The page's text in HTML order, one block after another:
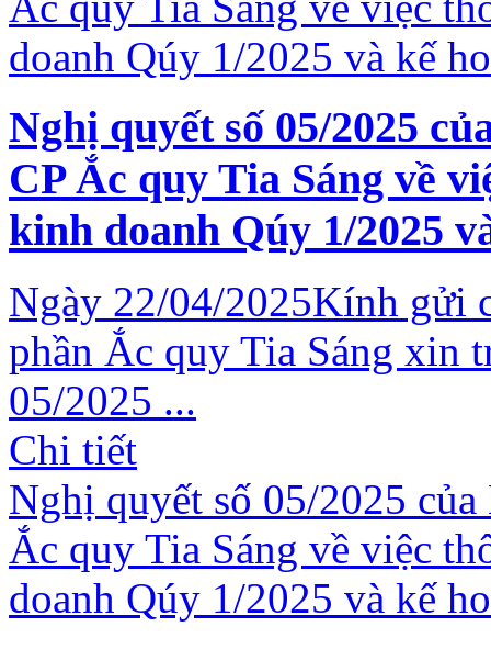
Nghị quyết số 05/2025
CP Ắc quy Tia Sáng về
kinh doanh Qúy 1/2025
Ngày 22/04/2025Kính gửi
phần Ắc quy Tia Sáng xin
05/2025 ...
Chi tiết
Nghị quyết số 05/2025
Ắc quy Tia Sáng về việc
doanh Qúy 1/2025 và kế